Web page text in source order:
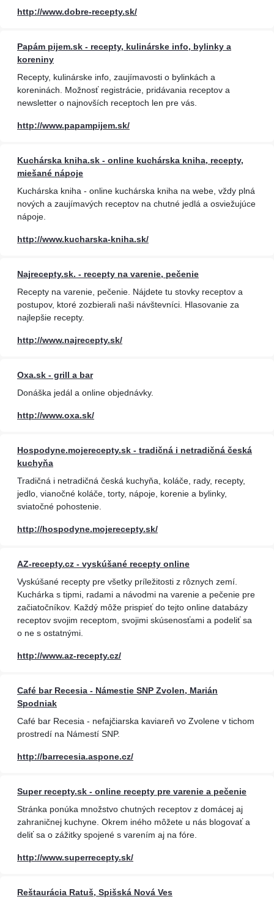
http://www.dobre-recepty.sk/
Papám pijem.sk - recepty, kulinárske info, bylinky a
koreniny
Recepty, kulinárske info, zaujímavosti o bylinkách a
koreninách. Možnosť registrácie, pridávania receptov a
newsletter o najnovších receptoch len pre vás.
http://www.papampijem.sk/
Kuchárska kniha.sk - online kuchárska kniha, recepty,
miešané nápoje
Kuchárska kniha - online kuchárska kniha na webe, vždy plná
nových a zaujímavých receptov na chutné jedlá a osviežujúce
nápoje.
http://www.kucharska-kniha.sk/
Najrecepty.sk. - recepty na varenie, pečenie
Recepty na varenie, pečenie. Nájdete tu stovky receptov a
postupov, ktoré zozbierali naši návštevníci. Hlasovanie za
najlepšie recepty.
http://www.najrecepty.sk/
Oxa.sk - grill a bar
Donáška jedál a online objednávky.
http://www.oxa.sk/
Hospodyne.mojerecepty.sk - tradičná i netradičná česká
kuchyňa
Tradičná i netradičná česká kuchyňa, koláče, rady, recepty,
jedlo, vianočné koláče, torty, nápoje, korenie a bylinky,
sviatočné pohostenie.
http://hospodyne.mojerecepty.sk/
AZ-recepty.cz - vyskúšané recepty online
Vyskúšané recepty pre všetky príležitosti z rôznych zemí.
Kuchárka s tipmi, radami a návodmi na varenie a pečenie pre
začiatočníkov. Každý môže prispieť do tejto online databázy
receptov svojim receptom, svojimi skúsenosťami a podeliť sa
o ne s ostatnými.
http://www.az-recepty.cz/
Café bar Recesia - Námestie SNP Zvolen, Marián
Spodniak
Café bar Recesia - nefajčiarska kaviareň vo Zvolene v tichom
prostredí na Námestí SNP.
http://barrecesia.aspone.cz/
Super recepty.sk - online recepty pre varenie a pečenie
Stránka ponúka množstvo chutných receptov z domácej aj
zahraničnej kuchyne. Okrem iného môžete u nás blogovať a
deliť sa o zážitky spojené s varením aj na fóre.
http://www.superrecepty.sk/
Reštaurácia Ratuš, Spišská Nová Ves